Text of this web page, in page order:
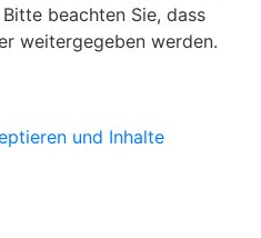
beachten Sie, dass
weitergegeben werden.
und Inhalte